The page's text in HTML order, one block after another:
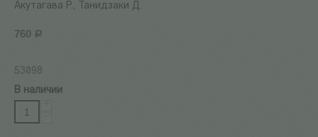
Акутагава Р., Танидзаки Д.
760 Р
53098
В наличии